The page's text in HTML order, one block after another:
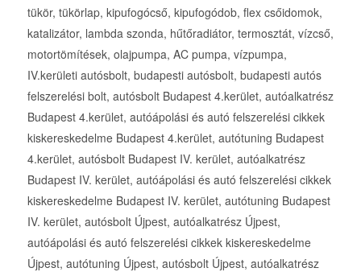
tükör, tükörlap, kipufogócső, kipufogódob, flex csőidomok,
katalizátor, lambda szonda, hűtőradiátor, termosztát, vízcső,
motortömítések, olajpumpa, AC pumpa, vízpumpa,
IV.kerületi autósbolt, budapesti autósbolt, budapesti autós
felszerelési bolt, autósbolt Budapest 4.kerület, autóalkatrész
Budapest 4.kerület, autóápolási és autó felszerelési cikkek
kiskereskedelme Budapest 4.kerület, autótuning Budapest
4.kerület, autósbolt Budapest IV. kerület, autóalkatrész
Budapest IV. kerület, autóápolási és autó felszerelési cikkek
kiskereskedelme Budapest IV. kerület, autótuning Budapest
IV. kerület, autósbolt Újpest, autóalkatrész Újpest,
autóápolási és autó felszerelési cikkek kiskereskedelme
Újpest, autótuning Újpest, autósbolt Újpest, autóalkatrész